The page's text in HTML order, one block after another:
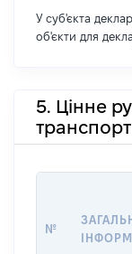
У суб'єкта
об'єкти для
5. Цінне
№